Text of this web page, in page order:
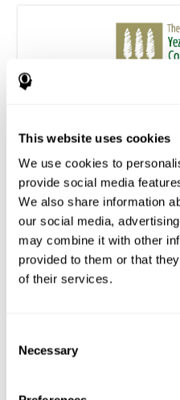
This website uses cookies
We use cookies to
provide social media
We also share information
our social media,
may combine it with other
provided to them or that
of their services.
Selection
Necessary
sobre la adherencia y el
Shatil E, A Metzer, Horvitz O, Miller
personalized cognitive training in
adherence and cognitive
53.
Ver el artículo completo en
¿El entrenamiento
movilidad, mejora la
Marusic, U., Verghese, J., &